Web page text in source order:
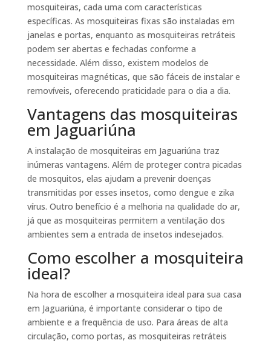
mosquiteiras, cada uma com características
específicas. As mosquiteiras fixas são instaladas em
janelas e portas, enquanto as mosquiteiras retráteis
podem ser abertas e fechadas conforme a
necessidade. Além disso, existem modelos de
mosquiteiras magnéticas, que são fáceis de instalar e
removíveis, oferecendo praticidade para o dia a dia.
Vantagens das mosquiteiras
em Jaguariúna
A instalação de mosquiteiras em Jaguariúna traz
inúmeras vantagens. Além de proteger contra picadas
de mosquitos, elas ajudam a prevenir doenças
transmitidas por esses insetos, como dengue e zika
vírus. Outro benefício é a melhoria na qualidade do ar,
já que as mosquiteiras permitem a ventilação dos
ambientes sem a entrada de insetos indesejados.
Como escolher a mosquiteira
ideal?
Na hora de escolher a mosquiteira ideal para sua casa
em Jaguariúna, é importante considerar o tipo de
ambiente e a frequência de uso. Para áreas de alta
circulação, como portas, as mosquiteiras retráteis